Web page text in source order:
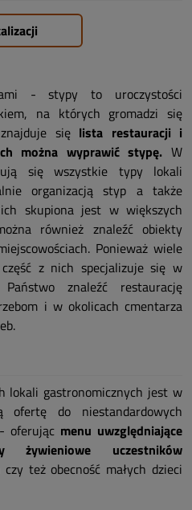
- stypy to uroczystości
na których gromadzi się
się lista restauracji i
można wyprawić stypę. W
się wszystkie typy lokali
organizacją styp a także
skupiona jest w większych
również znaleźć obiekty
Ponieważ wiele
z nich specjalizuje się w
znaleźć restaurację
i w okolicach cmentarza
lokali gastronomicznych jest w
ofertę do niestandardowych
oferując menu uwzględniające
żywieniowe uczestników
czy też obecność małych dzieci